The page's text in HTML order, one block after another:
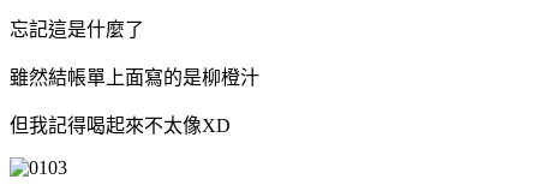
忘記這是什麼了
雖然結帳單上面寫的是柳橙汁
但我記得喝起來不太像XD